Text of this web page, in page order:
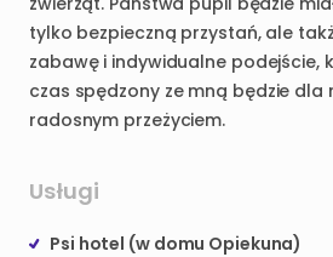
tylko bezpieczną przystań​,​ ale
zabawę i indywidualne podejście​,​
czas spędzony ze mną będzie dla
radosnym przeżyciem.
Usługi
Psi hotel (w domu Opiekuna)